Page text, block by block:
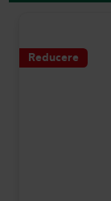
Reducere